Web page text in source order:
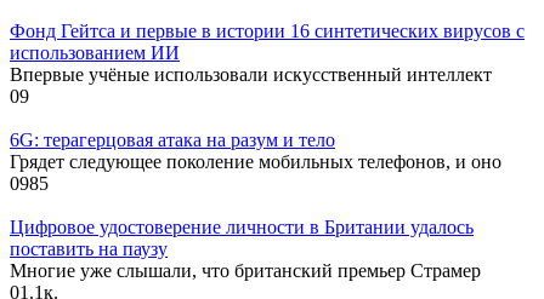
Фонд Гейтса и первые в истории 16 синтетических вирусов с
использованием ИИ
Впервые учёные использовали искусственный интеллект
09
6G: терагерцовая атака на разум и тело
Грядет следующее поколение мобильных телефонов, и оно
0985
Цифровое удостоверение личности в Британии удалось
поставить на паузу
Многие уже слышали, что британский премьер Страмер
01.1к.